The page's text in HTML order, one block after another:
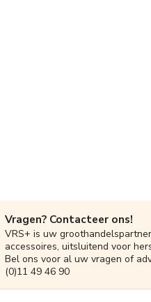
Vragen? Contacteer ons!
VRS+ is uw
accessoires, uitsluitend voor
Bel ons voor al uw vragen of
(0)11 49 46 90